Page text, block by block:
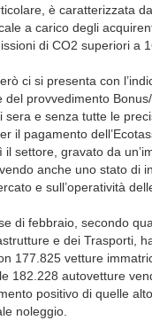
è caratterizzata
a carico degli
di CO2 superiori a
ci si presenta con
del provvedimento
sera e senza tutte le
il pagamento
il settore, gravato da
anche uno stato di
e sull’operatività
di febbraio, secondo
e dei Trasporti,
177.825 vetture
182.228 autovetture
positivo di quelle
noleggio.